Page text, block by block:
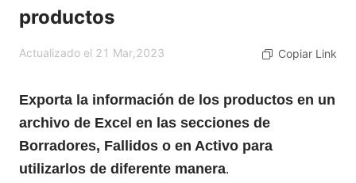
productos
Actualizado el 21 Mar,2023 Copiar Link
Exporta la información de los productos en un
archivo de Excel en las secciones de
Borradores, Fallidos o en Activo para
utilizarlos de diferente manera.